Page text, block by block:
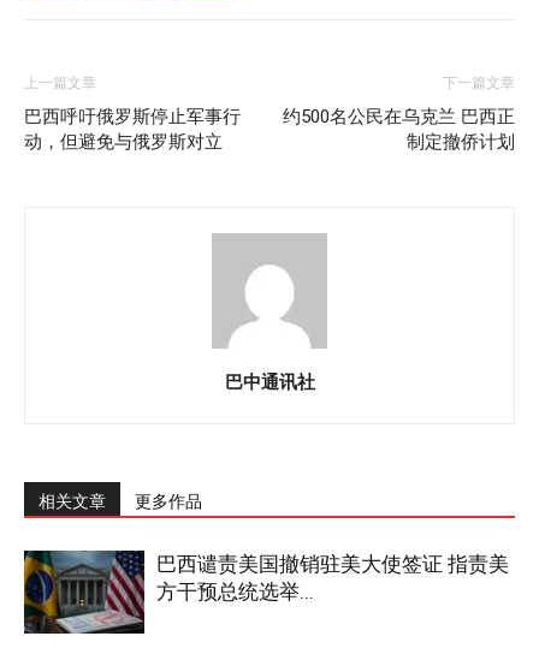
上一篇文章
巴西呼吁俄罗斯停止军事行
动，但避免与俄罗斯对立
下一篇文章
约500名公民在乌克兰 巴西正
制定撤侨计划
巴中通讯社
相关文章 更多作品
巴西谴责美国撤销驻美大使签证 指责美
方干预总统选举...